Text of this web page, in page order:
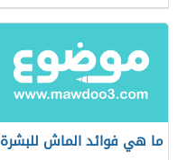
ما هي فوائد الماش للبشرة